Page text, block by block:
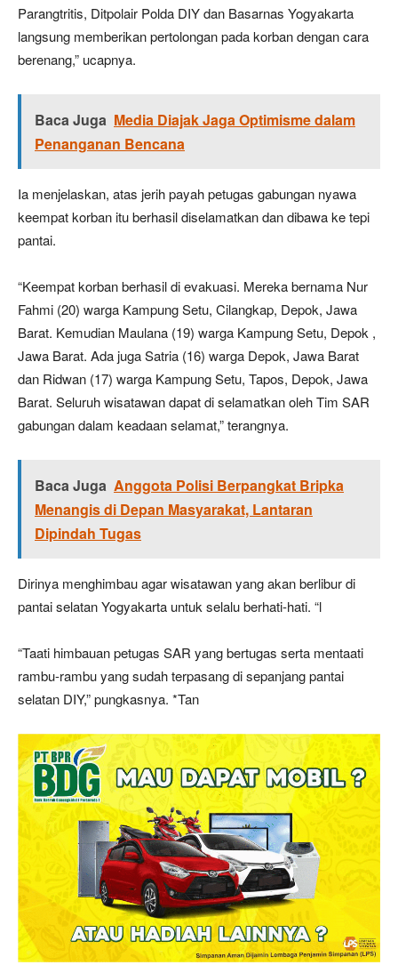
Parangtritis, Ditpolair Polda DIY dan Basarnas Yogyakarta
langsung memberikan pertolongan pada korban dengan cara
berenang,” ucapnya.
Baca Juga Media Diajak Jaga Optimisme dalam
Penanganan Bencana
Ia menjelaskan, atas jerih payah petugas gabungan nyawa
keempat korban itu berhasil diselamatkan dan dibawa ke tepi
pantai.
“Keempat korban berhasil di evakuasi. Mereka bernama Nur
Fahmi (20) warga Kampung Setu, Cilangkap, Depok, Jawa
Barat. Kemudian Maulana (19) warga Kampung Setu, Depok ,
Jawa Barat. Ada juga Satria (16) warga Depok, Jawa Barat
dan Ridwan (17) warga Kampung Setu, Tapos, Depok, Jawa
Barat. Seluruh wisatawan dapat di selamatkan oleh Tim SAR
gabungan dalam keadaan selamat,” terangnya.
Baca Juga Anggota Polisi Berpangkat Bripka
Menangis di Depan Masyarakat, Lantaran
Dipindah Tugas
Dirinya menghimbau agar wisatawan yang akan berlibur di
pantai selatan Yogyakarta untuk selalu berhati-hati. “l
“Taati himbauan petugas SAR yang bertugas serta mentaati
rambu-rambu yang sudah terpasang di sepanjang pantai
selatan DIY,” pungkasnya. *Tan